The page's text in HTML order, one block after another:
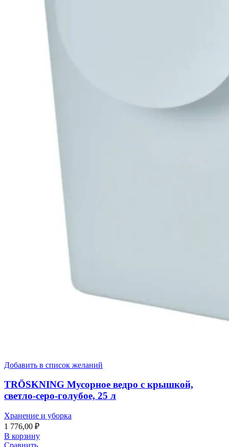
Добавить в список желаний
TRÖSKNING Мусорное ведро с крышкой,
светло-серо-голубое, 25 л
Хранение и уборка
1 776,00 ₽
В корзину
Сравнить